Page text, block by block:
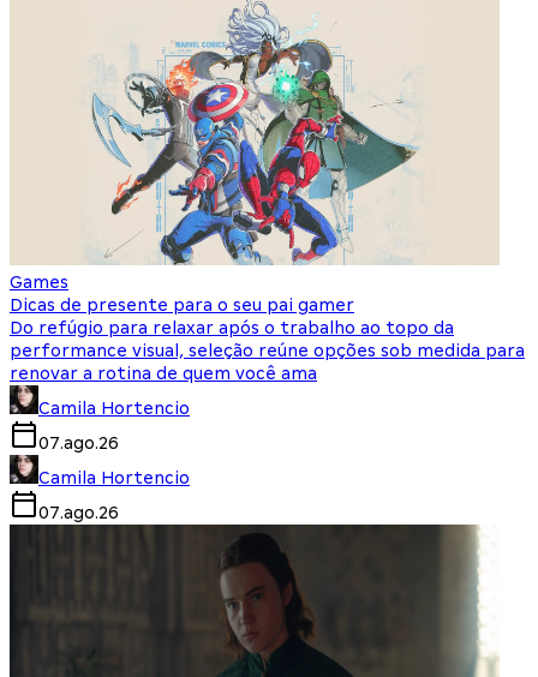
Games
Dicas de presente para o seu pai gamer
Do refúgio para relaxar após o trabalho ao topo da
performance visual, seleção reúne opções sob medida para
renovar a rotina de quem você ama
Camila Hortencio
07.ago.26
Camila Hortencio
07.ago.26